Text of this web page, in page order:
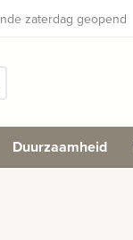
zaterdag geopend
Duurzaamheid